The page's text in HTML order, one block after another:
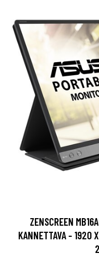
ZENSCREEN
KANNETTAVA - 1920